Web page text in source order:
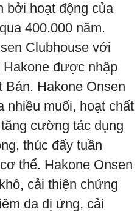
bởi hoạt động của
400.000 năm.
Clubhouse với
Hakone được nhập
Hakone Onsen
nhiều muối, hoạt chất
cường tác dụng
thúc đẩy tuần
thể. Hakone Onsen
cải thiện chứng
da dị ứng, cải